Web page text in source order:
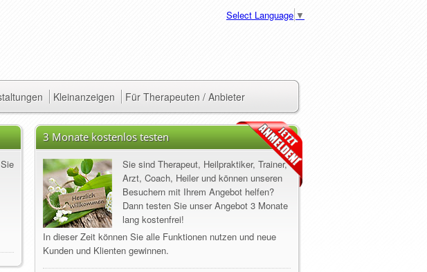
Select Language ▼
Kleinanzeigen Für Therapeuten / Anbieter
3 Monate kostenlos testen
Sie sind Therapeut, Heilpraktiker, Trainer,
Arzt, Coach, Heiler und können unseren
Besuchern mit Ihrem Angebot helfen?
Dann testen Sie unser Angebot 3 Monate
lang kostenfrei!
In dieser Zeit können Sie alle Funktionen nutzen und neue
Kunden und Klienten gewinnen.